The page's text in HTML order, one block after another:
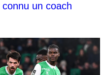
un coach